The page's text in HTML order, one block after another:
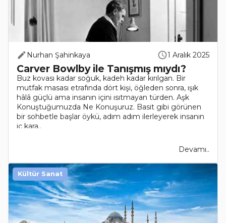
Nurhan Şahinkaya 1 Aralık 2025
Carver Bowlby ile Tanışmış mıydı?
Buz kovası kadar soğuk, kadeh kadar kırılgan. Bir
mutfak masası etrafında dört kişi, öğleden sonra, ışık
hâlâ güçlü ama insanın içini ısıtmayan türden. Aşk
Konuştuğumuzda Ne Konuşuruz. Basit gibi görünen
bir sohbetle başlar öykü, adım adım ilerleyerek insanın
iç kara..
Devamı..
Kültür Sanat